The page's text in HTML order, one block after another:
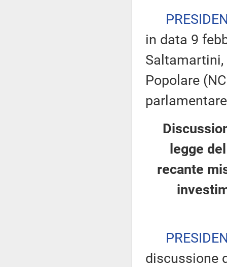
in data 9
Popolare
legge
recante
discussione